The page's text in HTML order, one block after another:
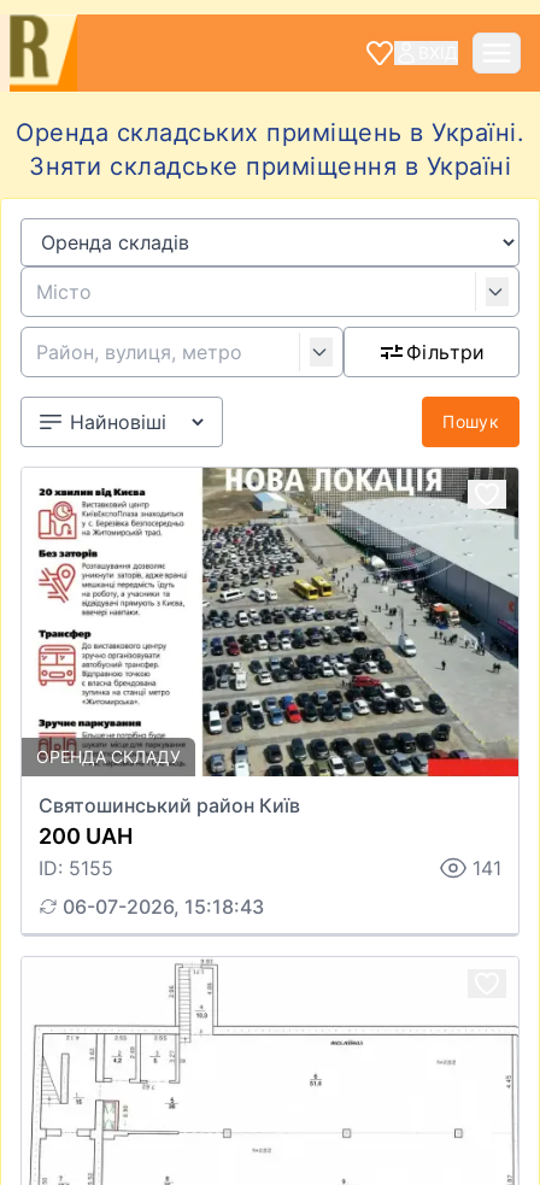
Оренда складських приміщень в Україні.
Зняти складське приміщення в Україні
Фільтри
Пошук
ОРЕНДА СКЛАДУ
Святошинський район Київ
200 UAH
ID: 5155
141
06-07-2026, 15:18:43